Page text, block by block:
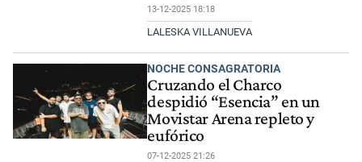
13-12-2025 18:18
LALESKA VILLANUEVA
NOCHE CONSAGRATORIA
Cruzando el Charco
despidió “Esencia” en un
Movistar Arena repleto y
eufórico
07-12-2025 21:26